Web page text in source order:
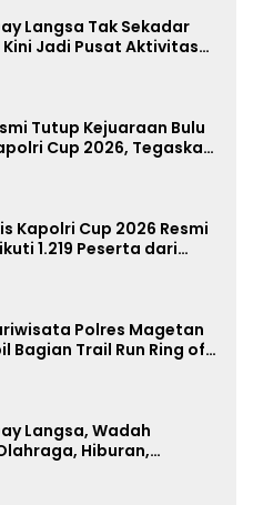
Langsa Tak Sekadar
Jadi Pusat Aktivitas
Tutup Kejuaraan Bulu
Cup 2026, Tegaskan
Kapolri Cup 2026 Resmi
1.219 Peserta dari
Polres Magetan
Bagian Trail Run Ring of
Langsa, Wadah
Hiburan,